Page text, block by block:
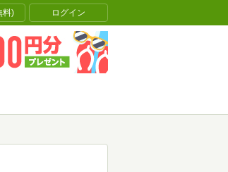
料) ログイン